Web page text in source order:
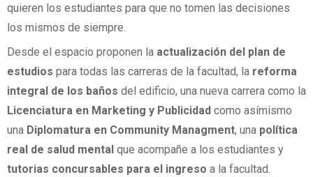
quieren los estudiantes para que no tomen las decisiones
los mismos de siempre.
Desde el espacio proponen la actualización del plan de
estudios para todas las carreras de la facultad, la reforma
integral de los baños del edificio, una nueva carrera como la
Licenciatura en Marketing y Publicidad como asímismo
una Diplomatura en Community Managment, una política
real de salud mental que acompañe a los estudiantes y
tutorias concursables para el ingreso a la facultad.